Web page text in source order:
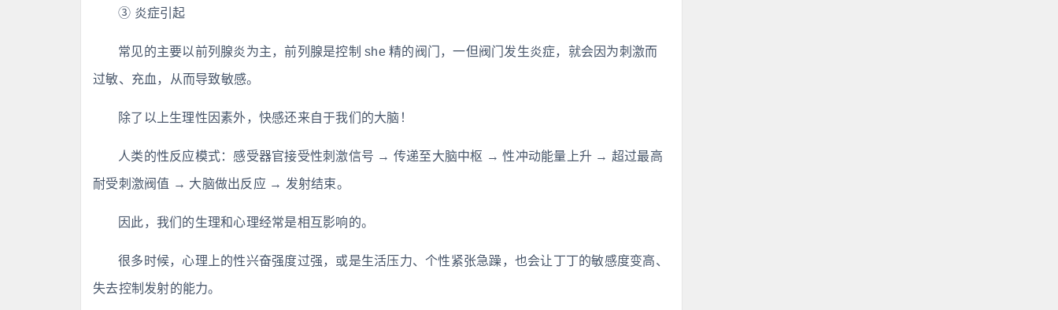
③ 炎症引起
常见的主要以前列腺炎为主，前列腺是控制 she 精的阀门，一但阀门发生炎症，就会因为刺激而
过敏、充血，从而导致敏感。
除了以上生理性因素外，快感还来自于我们的大脑！
人类的性反应模式：感受器官接受性刺激信号 → 传递至大脑中枢 → 性冲动能量上升 → 超过最高
耐受刺激阀值 → 大脑做出反应 → 发射结束。
因此，我们的生理和心理经常是相互影响的。
很多时候，心理上的性兴奋强度过强，或是生活压力、个性紧张急躁，也会让丁丁的敏感度变高、
失去控制发射的能力。